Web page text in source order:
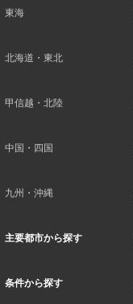
東海
北海道・東北
甲信越・北陸
中国・四国
九州・沖縄
主要都市から探す
条件から探す